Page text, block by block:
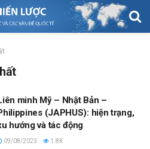
minh Mỹ – Nhật Bản –
(JAPHUS): hiện trạng,
hướng và tác động
09/08/2023 1.8K